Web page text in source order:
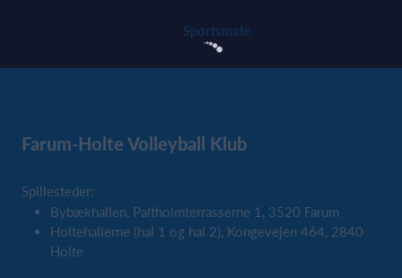
Sportsmate
Farum-Holte Volleyball Klub
Spillesteder:
Bybækhallen, Paltholmterrasserne 1, 3520 Farum
Holtehallerne (hal 1 og hal 2), Kongevejen 464, 2840
Holte